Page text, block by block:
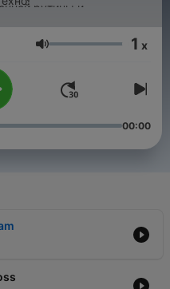
рутины и
рабочего дня. Мы
подкаста внесут в
краски! Просто
Volumen 1 x
00:00